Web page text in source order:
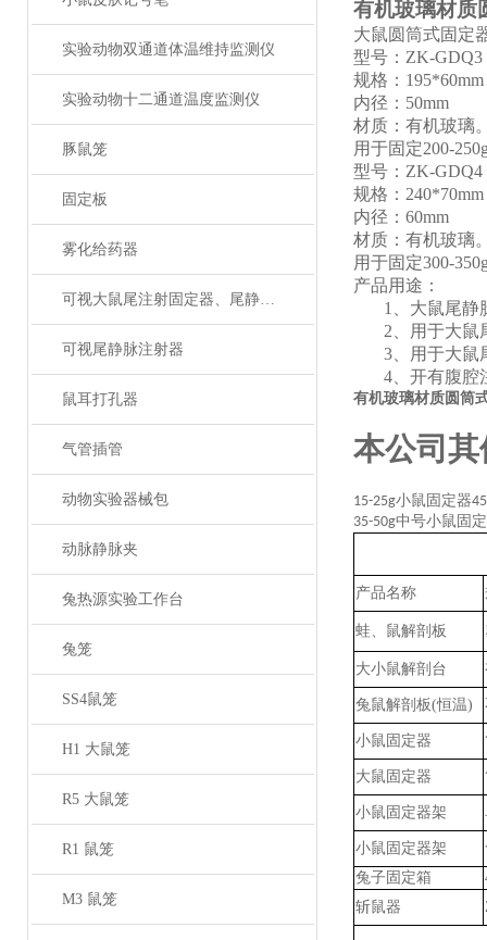
实验动物双通道体温维持监测仪
实验动物十二通道温度监测仪
豚鼠笼
固定板
雾化给药器
可视大鼠尾注射固定器、尾静脉注射
可视尾静脉注射器
鼠耳打孔器
气管插管
动物实验器械包
动脉静脉夹
兔热源实验工作台
兔笼
SS4鼠笼
H1 大鼠笼
R5 大鼠笼
R1 鼠笼
M3 鼠笼
有机玻璃材质
大鼠圆筒式固定
型号： ZK-GDQ3
规格： 195*60mm
内径： 50mm
材质：有机玻璃
用于固定200-
型号： ZK-GDQ4
规格： 240*70mm
内径 ： 60mm
材质：有机玻璃
用于固定300-
产品用途：
1、 大鼠尾静
2、
用于大鼠
3、
用于大鼠
4、 开有腹腔
有机玻璃材质圆筒
本公司
15-25g小鼠固定器45
35-50g中号小鼠固
产品名称
蛙、鼠解剖板
大小鼠解剖台
兔鼠解剖板(恒温)
小鼠固定器
大鼠固定器
小鼠固定器架
小鼠固定器架
兔子固定箱
斩鼠器